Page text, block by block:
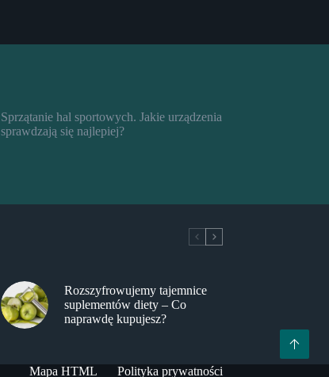
Sprzątanie hal sportowych. Jakie urządzenia
sprawdzają się najlepiej?
Rozszyfrowujemy tajemnice
suplementów diety – Co
naprawdę kupujesz?
Mapa HTML Polityka prywatności